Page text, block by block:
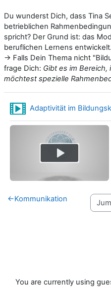
Du wunderst Dich, dass Tina
betrieblichen
spricht? Der Grund ist: das
beruflichen Lernens entwickelt.
-> Falls Dein Thema nicht
frage Dich: Gibt es im Bereich,
möchtest spezielle
Adaptivität im
←Kommunikation
You are currently using